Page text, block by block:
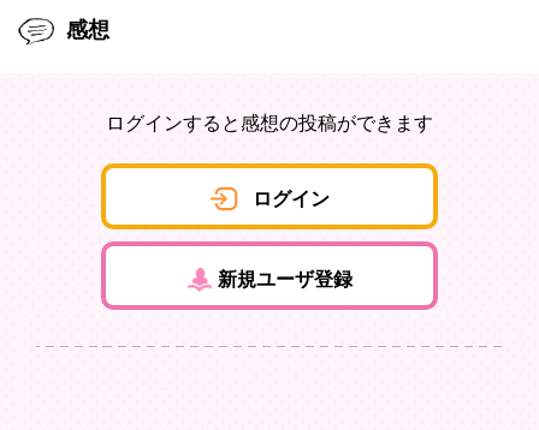
感想
ログインすると感想の投稿ができます
ログイン
新規ユーザ登録